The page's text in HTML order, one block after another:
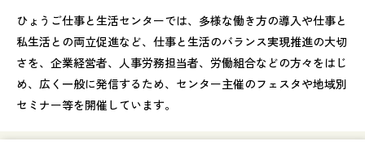
ひょうご仕事と生活センターでは、多様な働き方の導入や仕事と
私生活との両立促進など、仕事と生活のバランス実現推進の大切
さを、企業経営者、人事労務担当者、労働組合などの方々をはじ
め、広く一般に発信するため、センター主催のフェスタや地域別
セミナー等を開催しています。